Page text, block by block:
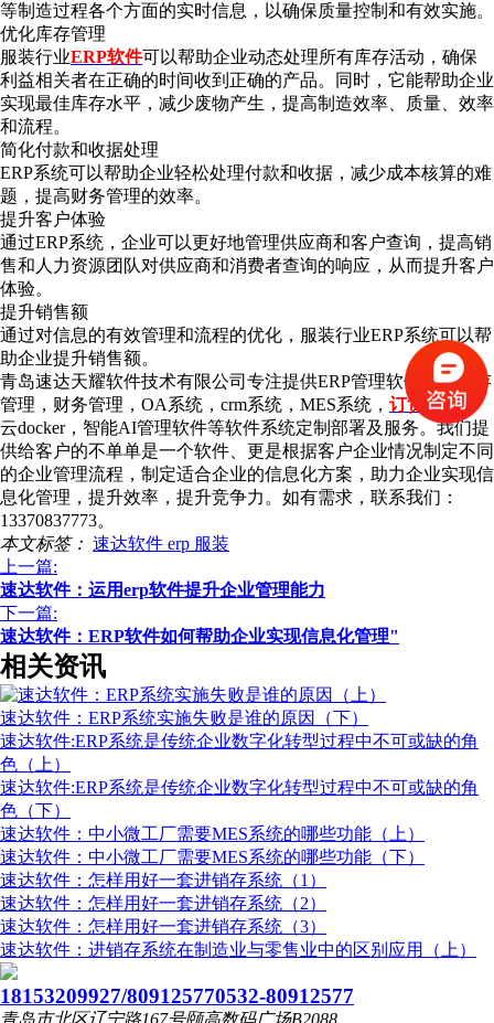
等制造过程各个方面的实时信息，以确保质量控制和有效实施。
优化库存管理
服装行业ERP软件可以帮助企业动态处理所有库存活动，确保
利益相关者在正确的时间收到正确的产品。同时，它能帮助企业
实现最佳库存水平，减少废物产生，提高制造效率、质量、效率
和流程。
简化付款和收据处理
ERP系统可以帮助企业轻松处理付款和收据，减少成本核算的难
题，提高财务管理的效率。
提升客户体验
通过ERP系统，企业可以更好地管理供应商和客户查询，提高销
售和人力资源团队对供应商和消费者查询的响应，从而提升客户
体验。
提升销售额
通过对信息的有效管理和流程的优化，服装行业ERP系统可以帮
助企业提升销售额。
青岛速达天耀软件技术有限公司专注提供ERP管理软件，进销存
管理，财务管理，OA系统，crm系统，MES系统， 订货平台 ，
云docker，智能AI管理软件等软件系统定制部署及服务。我们提
供给客户的不单单是一个软件、更是根据客户企业情况制定不同
的企业管理流程，制定适合企业的信息化方案，助力企业实现信
息化管理，提升效率，提升竞争力。如有需求，联系我们：
13370837773。
本文标签： 速达软件 erp 服装
上一篇:
速达软件：运用erp软件提升企业管理能力
下一篇:
速达软件：ERP软件如何帮助企业实现信息化管理"
相关资讯
速达软件：ERP系统实施失败是谁的原因（下）
速达软件:ERP系统是传统企业数字化转型过程中不可或缺的角
色（上）
速达软件:ERP系统是传统企业数字化转型过程中不可或缺的角
色（下）
速达软件：中小微工厂需要MES系统的哪些功能（上）
速达软件：中小微工厂需要MES系统的哪些功能（下）
速达软件：怎样用好一套进销存系统（1）
速达软件：怎样用好一套进销存系统（2）
速达软件：怎样用好一套进销存系统（3）
速达软件：进销存系统在制造业与零售业中的区别应用（上）
18153209927/809125770532-80912577